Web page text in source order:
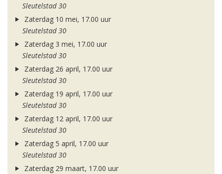
Sleutelstad 30
Zaterdag 10 mei, 17.00 uur
Sleutelstad 30
Zaterdag 3 mei, 17.00 uur
Sleutelstad 30
Zaterdag 26 april, 17.00 uur
Sleutelstad 30
Zaterdag 19 april, 17.00 uur
Sleutelstad 30
Zaterdag 12 april, 17.00 uur
Sleutelstad 30
Zaterdag 5 april, 17.00 uur
Sleutelstad 30
Zaterdag 29 maart, 17.00 uur